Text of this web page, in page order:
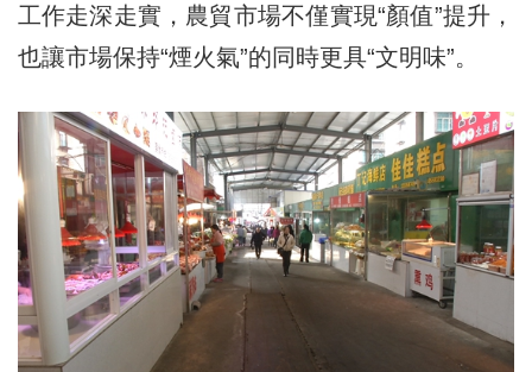
工作走深走實，農貿市場不僅實現“顏值”提升，
也讓市場保持“煙火氣”的同時更具“文明味”。